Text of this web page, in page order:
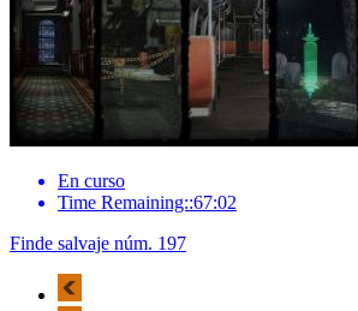
En curso
Time Remaining::67:02
Finde salvaje núm. 197